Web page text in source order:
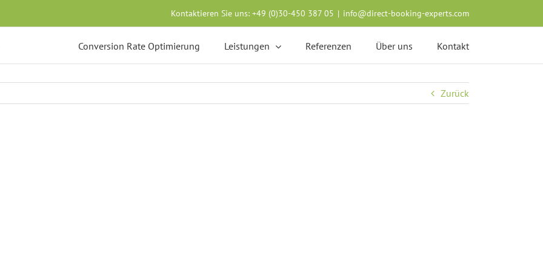
Kontaktieren Sie uns: +49 (0)30-450 387 05 | info@direct-booking-experts.com
Conversion Rate Optimierung Leistungen Referenzen Über uns Kontakt
Zurück